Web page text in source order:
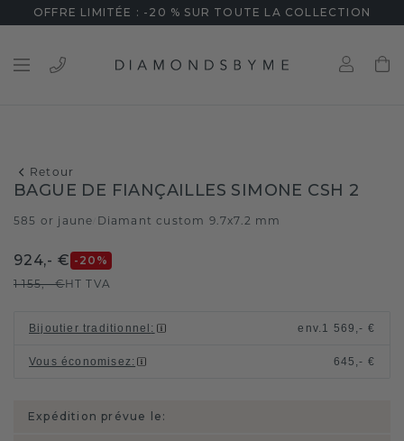
OFFRE LIMITÉE : -20 % SUR TOUTE LA COLLECTION
Retour
BAGUE DE FIANÇAILLES SIMONE CSH 2
585 or jaune Diamant custom 9.7x7.2 mm
924,- € -20 %
1 155,- €HT TVA
Bijoutier traditionnel : env. 1 569,- €
Vous économisez: 645,- €
Expédition prévue le: